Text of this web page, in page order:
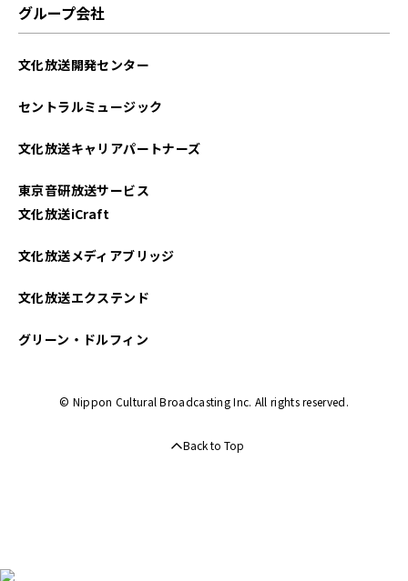
グループ会社
文化放送開発センター
セントラルミュージック
文化放送キャリアパートナーズ
東京音研放送サービス
文化放送iCraft
文化放送メディアブリッジ
文化放送エクステンド
グリーン・ドルフィン
© Nippon Cultural Broadcasting Inc. All rights reserved.
Back to Top